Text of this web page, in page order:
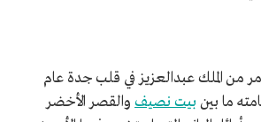
من الملك عبدالعزيز في قلب جدة عام
بيت نصيف والقصر الأخضر